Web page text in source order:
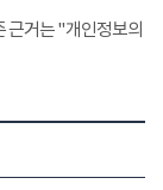
근거는 "개인정보의